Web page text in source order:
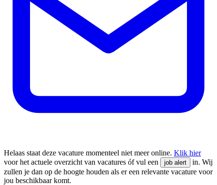
Helaas staat deze vacature momenteel niet meer online. Klik hier
voor het actuele overzicht van vacatures óf vul een
job alert
in. Wij
zullen je dan op de hoogte houden als er een relevante vacature voor
jou beschikbaar komt.